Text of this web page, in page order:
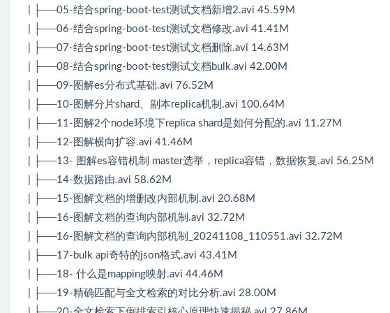
| ├──05-结合spring-boot-test测试文档新增2.avi 45.59M
| ├──06-结合spring-boot-test测试文档修改.avi 41.41M
| ├──07-结合spring-boot-test测试文档删除.avi 14.63M
| ├──08-结合spring-boot-test测试文档bulk.avi 42.00M
| ├──09-图解es分布式基础.avi 76.52M
| ├──10-图解分片shard、副本replica机制.avi 100.64M
| ├──11-图解2个node环境下replica shard是如何分配的.avi 11.27M
| ├──12-图解横向扩容.avi 41.46M
| ├──13- 图解es容错机制 master选举，replica容错，数据恢复.avi 56.25M
| ├──14-数据路由.avi 58.62M
| ├──15-图解文档的增删改内部机制.avi 20.68M
| ├──16-图解文档的查询内部机制.avi 32.72M
| ├──16-图解文档的查询内部机制_20241108_110551.avi 32.72M
| ├──17-bulk api奇特的json格式.avi 43.41M
| ├──18- 什么是mapping映射.avi 44.46M
| ├──19-精确匹配与全文检索的对比分析.avi 28.00M